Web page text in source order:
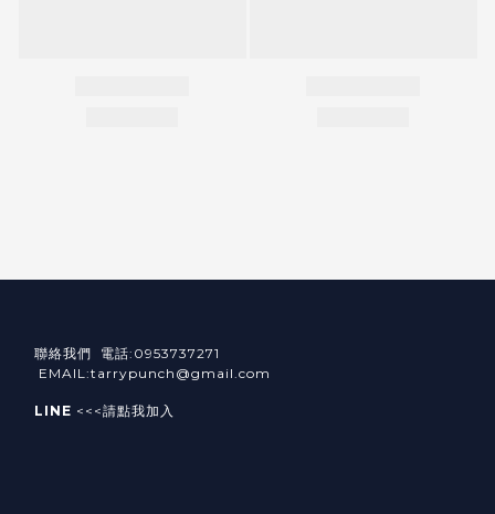
聯絡我們 電話:0953737271
EMAIL:tarrypunch@gmail.com
LINE <<<請點我加入